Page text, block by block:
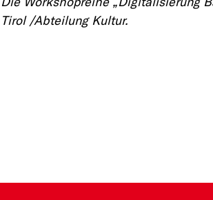
Die Workshopreihe „Digitalisierung
Tirol /Abteilung Kultur.